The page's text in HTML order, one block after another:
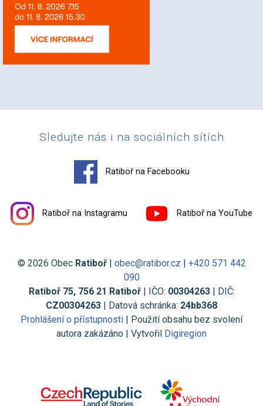
Sledujte nás i na sociálních sítích
Ratiboř na Facebooku
Ratiboř na Instagramu Ratiboř na YouTube
© 2026 Obec Ratiboř| obec@ratibor.cz
+420 571 442
090
Ratiboř 75, 756 21 Ratiboř| IČO: 00304263| DIČ:
CZ00304263 | Datová schránka: 24bb368
Prohlášení o přístupnosti | Použití obsahu bez svolení
autora zakázáno | Vytvořil Digiregion